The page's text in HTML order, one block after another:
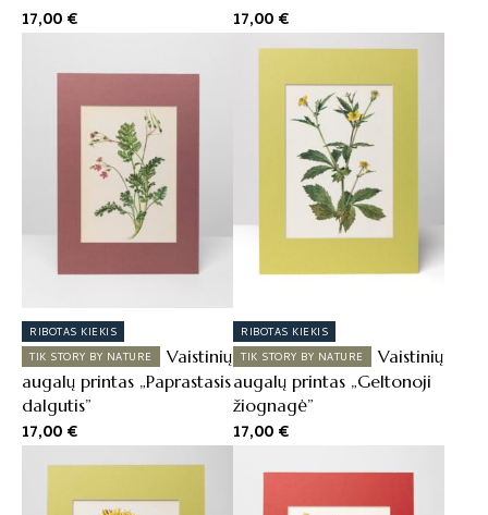
17,00€ 17,00€
RIBOTAS KIEKIS
TIK STORY BY NATURE
Vaistinių
augalų printas „Paprastasis
dalgutis”
17,00€
RIBOTAS KIEKIS
TIK STORY BY NATURE
Vaistinių
augalų printas „Geltonoji
žiognagė”
17,00€